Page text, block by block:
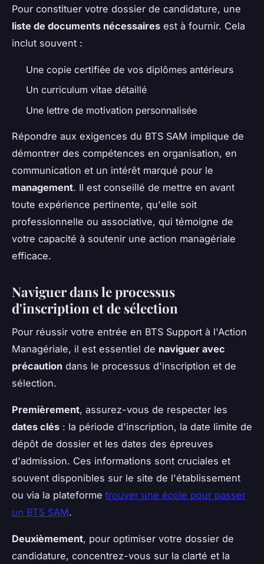
Pour constituer votre dossier de candidature, une
liste de documents nécessaires est à fournir. Cela
inclut souvent :
Une copie certifiée de vos diplômes antérieurs
Un curriculum vitae détaillé
Une lettre de motivation personnalisée
Répondre aux exigences du BTS SAM implique de
démontrer des compétences en organisation, en
communication et un intérêt marqué pour le
management. Il est conseillé de mettre en avant
toute expérience pertinente, qu'elle soit
professionnelle ou associative, qui témoigne de
votre capacité à soutenir une action managériale
efficace.
Naviguer dans le processus
d'inscription et de sélection
Pour réussir votre entrée en BTS Support à l'Action
Managériale, il est essentiel de naviguer avec
précaution dans le processus d'inscription et de
sélection.
Premièrement, assurez-vous de respecter les
dates clés : la période d'inscription, la date limite de
dépôt de dossier et les dates des épreuves
d'admission. Ces informations sont cruciales et
souvent disponibles sur le site de l'établissement
ou via la plateforme trouver une école pour passer
un BTS SAM.
Deuxièmement, pour optimiser votre dossier de
candidature, concentrez-vous sur la clarté et la